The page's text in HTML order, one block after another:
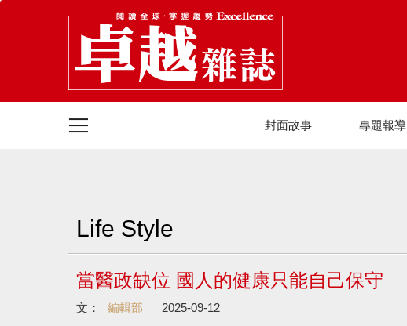
封面故事 專題報導
Life Style
當醫政缺位 國人的健康只能自己保守
文： 編輯部 2025-09-12